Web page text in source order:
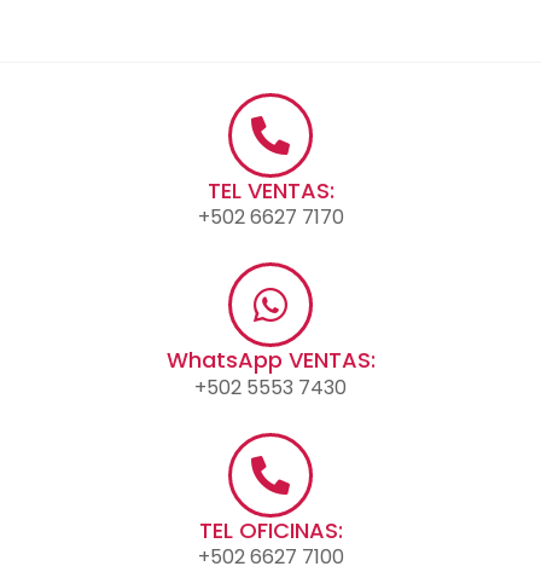
TEL VENTAS:
+502 6627 7170
WhatsApp VENTAS:
+502 5553 7430
TEL OFICINAS:
+502 6627 7100